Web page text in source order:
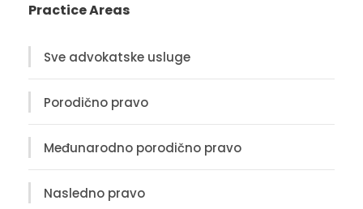
Practice Areas
Sve advokatske usluge
Porodično pravo
Međunarodno porodično pravo
Nasledno pravo